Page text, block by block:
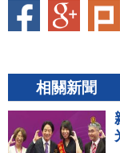
相關新聞